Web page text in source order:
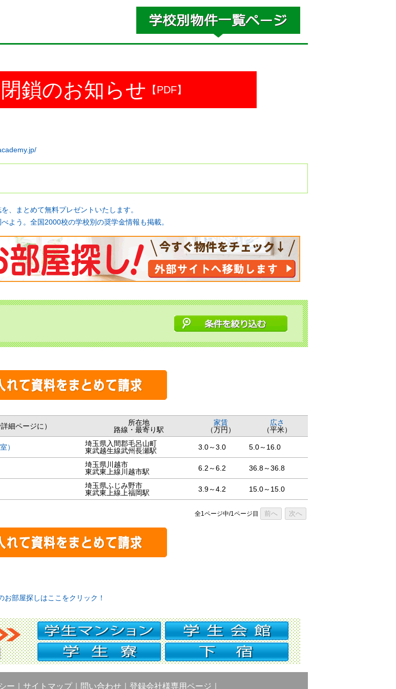
閉鎖のお知らせ 【PDF】
、まとめて無料プレゼントいたします。
よう。全国2000校の学校別の奨学金情報も掲載。
細ページに）
所在地
路線・最寄り駅
家賃
（万円）
広さ
（平米）
）
埼玉県入間郡毛呂山町
東武越生線武州長瀬駅
3.0～3.0 5.0～16.0
埼玉県川越市
東武東上線川越市駅
6.2～6.2 36.8～36.8
埼玉県ふじみ野市
東武東上線上福岡駅
3.9～4.2 15.0～15.0
全1ページ中/1ページ目 前へ 次へ
部屋探しはここをクリック！
ー サイトマップ｜ 問い合わせ 登録会社様専用ページ